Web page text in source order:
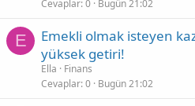
Cevaplar 0 Bugün 21:02
E
Emekli olmak isteyen
yüksek getiri!
Ella
Finans
Cevaplar 0 Bugün 21:02